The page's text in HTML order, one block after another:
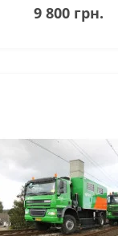
морській воді
на глибині до 40м. у
9 800 грн.